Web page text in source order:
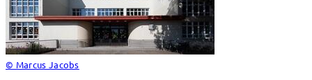
© Marcus Jacobs